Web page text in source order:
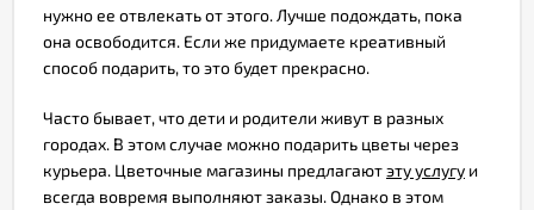
нужно ее отвлекать от этого. Лучше подождать, пока
она освободится. Если же придумаете креативный
способ подарить, то это будет прекрасно.
Часто бывает, что дети и родители живут в разных
городах. В этом случае можно подарить цветы через
курьера. Цветочные магазины предлагаютэту услугу и
всегда вовремя выполняют заказы. Однако в этом